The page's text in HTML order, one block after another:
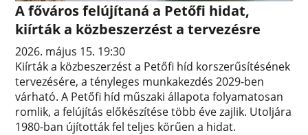
A főváros felújítaná a Petőfi hidat,
kiírták a közbeszerzést a tervezésre
2026. május 15. 19:30
Kiírták a közbeszerzést a Petőfi híd korszerűsítésének
tervezésére, a tényleges munkakezdés 2029-ben
várható. A Petőfi híd műszaki állapota folyamatosan
romlik, a felújítás előkészítése több éve zajlik. Utoljára
1980-ban újították fel teljes körűen a hidat.